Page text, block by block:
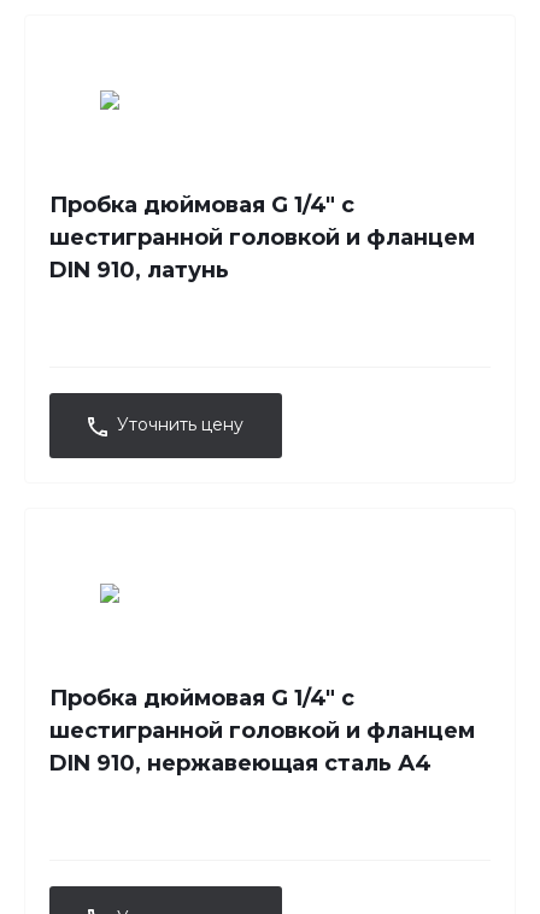
Пробка дюймовая G 1/4" с
шестигранной головкой и фланцем
DIN 910, латунь
Уточнить цену
Пробка дюймовая G 1/4" с
шестигранной головкой и фланцем
DIN 910, нержавеющая сталь А4